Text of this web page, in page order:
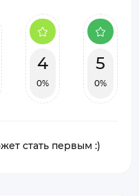
4
0%
5
0%
стать первым :)